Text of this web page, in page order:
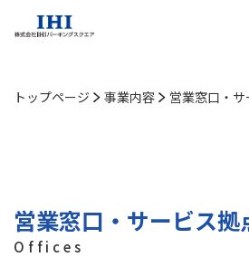
トップページ 事業内容 営業窓⼝・
営業窓⼝・サービス拠
Offices